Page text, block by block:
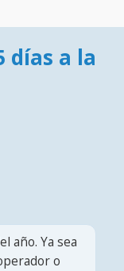
días a la
año. Ya sea
o